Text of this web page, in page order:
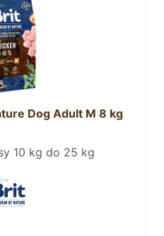
Dog Adult M 8 kg
10 kg do 25 kg